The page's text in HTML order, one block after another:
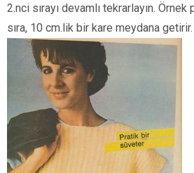
2.nci sırayı devamlı tekrarlayın.
sıra, 10 cm.lik bir kare meydana getirir.